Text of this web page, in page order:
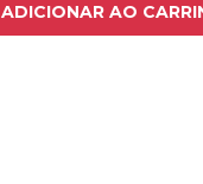
ADICIONAR AO